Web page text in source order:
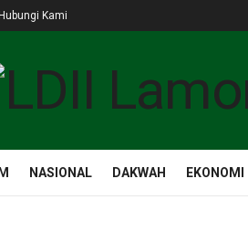
Hubungi Kami
NASIONAL DAKWAH EKONOMI